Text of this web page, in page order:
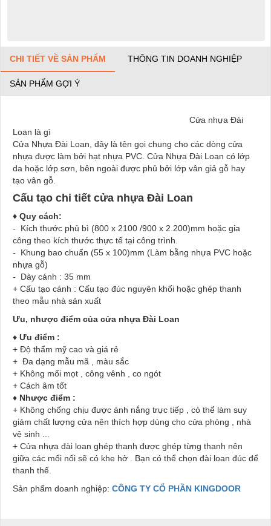
CHI TIẾT VỀ SẢN PHẨM THÔNG TIN DOANH NGHIỆP
SẢN PHẨM GỢI Ý
Cửa nhựa Đài
Loan là gì
Cửa Nhựa Đài Loan, đây là tên gọi chung cho các dòng cửa
nhựa được làm bởi hạt nhựa PVC. Cửa Nhựa Đài Loan có lớp
da hoặc lớp sơn, bên ngoài được phủ bởi lớp vân giả gỗ hay
tạo vân gỗ.
Cấu tạo chi tiết cửa nhựa Đài Loan
♦ Quy cách:
- Kích thước phủ bì (800 x 2100 /900 x 2.200)mm hoặc gia
công theo kích thước thực tế tại công trình.
- Khung bao chuẩn (55 x 100)mm (Làm bằng nhựa PVC hoặc
nhựa gỗ)
- Dày cánh : 35 mm
+ Cấu tạo cánh : Cấu tạo đúc nguyên khối hoặc ghép thanh
theo mẫu nhà sản xuất
Ưu, nhược điểm của cửa nhựa Đài Loan
♦ Ưu điểm :
+ Độ thẩm mỹ cao và giá rẻ
+ Đa dạng mẫu mã , màu sắc
+ Không mối mọt , công vênh , co ngót
+ Cách âm tốt
♦ Nhược điểm :
+ Không chống chịu được ánh nắng trực tiếp , có thể làm suy
giảm chất lượng cửa nên thích hợp dùng cho cửa phòng , nhà
vệ sinh ...
+ Cửa nhựa đài loan ghép thanh được ghép từng thanh nên
giữa các mối nối sẽ có khe hở . Bạn có thể chọn đài loan đúc để
thanh thế.
Sản phẩm doanh nghiệp: CÔNG TY CỔ PHẦN KINGDOOR